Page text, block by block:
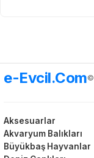
e-Evcil.Com©
Aksesuarlar
Akvaryum Balıkları
Büyükbaş Hayvanlar